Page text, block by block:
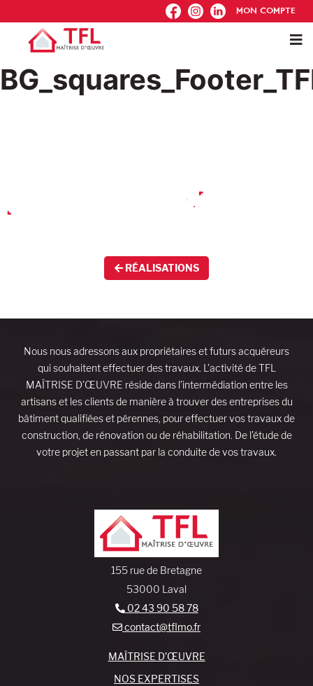
FB IG IN MON COMPTE
RÉALISATIONS
Nous nous adressons aux propriétaires et futurs acquéreurs
qui souhaitent effectuer des travaux. L’activité de TFL
MAÎTRISE D’ŒUVRE réside dans l’intermédiation entre les
artisans et les clients de manière à trouver des entreprises du
bâtiment qualifiées et pérennes, pour effectuer vos travaux de
construction, de rénovation ou de réhabilitation. De l’étude de
votre projet en passant par la conduite de vos travaux.
155 rue de Bretagne
53000 Laval
02 43 90 58 78
contact@tflmo.fr
MAÎTRISE D’ŒUVRE
NOS EXPERTISES